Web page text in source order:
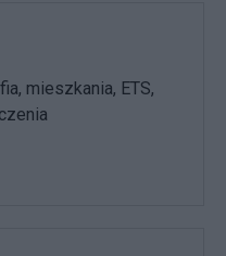
mieszkania, ETS,